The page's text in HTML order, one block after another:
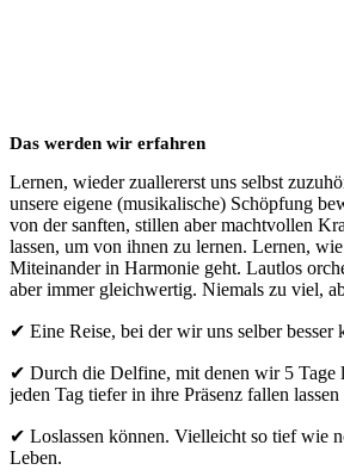
Das werden wir erfahren
Lernen, wieder zuallererst uns selbst
unsere eigene (musikalische) Schöpfung
von der sanften, stillen aber machtvollen
lassen, um von ihnen zu lernen. Lernen,
Miteinander in Harmonie geht. Lautlos
aber immer gleichwertig. Niemals zu viel,
✔︎ Eine Reise, bei der wir uns selber besser
✔︎ Durch die Delfine, mit denen wir 5 Tage
jeden Tag tiefer in ihre Präsenz fallen
✔︎ Loslassen können. Vielleicht so tief wie
Leben.